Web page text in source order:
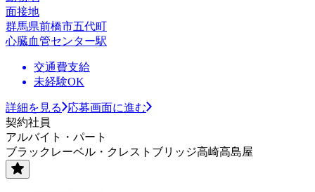
面接地
群馬県前橋市五代町
心臓血管センター駅
交通費支給
未経験OK
詳細を見る
応募画面に進む
契約社員
アルバイト・パート
ブラックレーベル・クレストブリッジ高崎高島屋